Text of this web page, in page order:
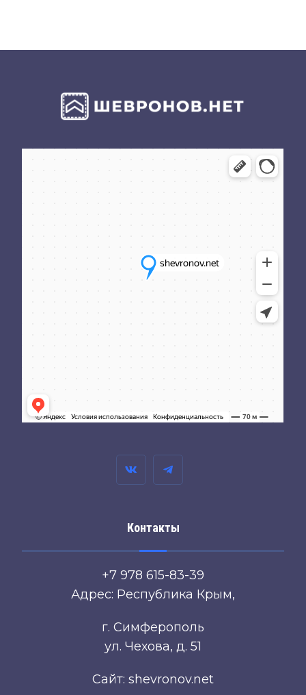
Контакты
+7 978 615-83-39
Адрес: Республика Крым,
г. Симферополь
ул. Чехова, д. 51
Сайт: shevronov.net